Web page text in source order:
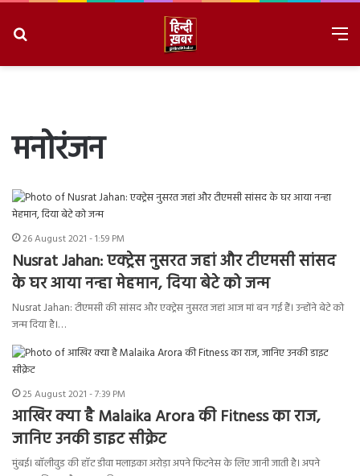
मनोरंजन
26 August 2021 - 1:59 PM
Nusrat Jahan: एक्ट्रेस नुसरत जहां और टीएमसी सांसद
के घर आया नन्हा मेहमान, दिया बेटे को जन्म
Nusrat Jahan: टीएमसी की सांसद और एक्ट्रेस नुसरत जहां आज मां बन गई हैं। उन्होंने बेटे को
जन्म दिया है।…
25 August 2021 - 7:39 PM
आखिर क्या है Malaika Arora की Fitness का राज,
जानिए उनकी डाइट सीक्रेट
मुंबई। बॉलीवुड की हॉट डीवा मलाइका अरोड़ा अपने फिटनेस के लिए जानी जाती है। अपने